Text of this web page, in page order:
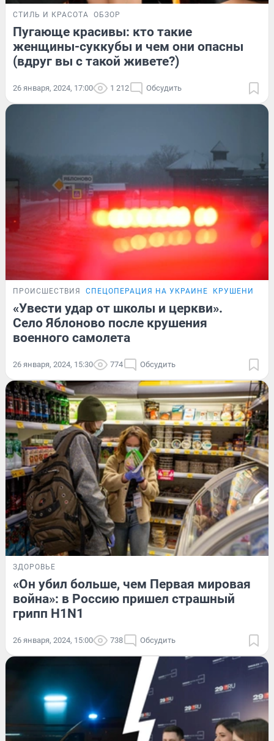
СТИЛЬ И КРАСОТА ОБЗОР
Пугающе красивы: кто такие
женщины-суккубы и чем они опасны
(вдруг вы с такой живете?)
26 января, 2024, 17:00 1 212 Обсудить
ПРОИСШЕСТВИЯ СПЕЦОПЕРАЦИЯ НА УКРАИНЕ КРУШЕНИЕ
«Увести удар от школы и церкви».
Село Яблоново после крушения
военного самолета
26 января, 2024, 15:30 774 Обсудить
ЗДОРОВЬЕ
«Он убил больше, чем Первая мировая
война»: в Россию пришел страшный
грипп H1N1
26 января, 2024, 15:00 738 Обсудить